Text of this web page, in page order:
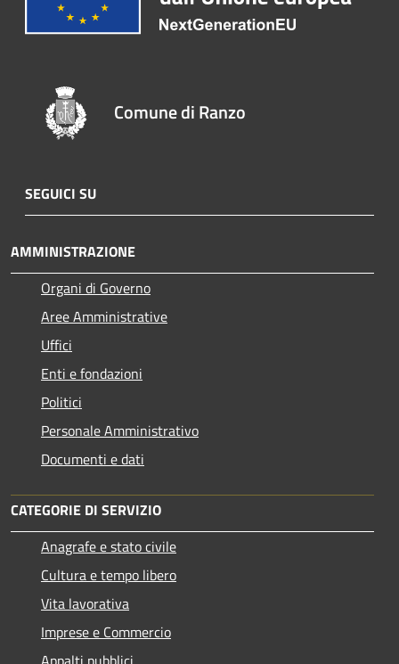
Comune di Ranzo
SEGUICI SU
AMMINISTRAZIONE
Organi di Governo
Aree Amministrative
Uffici
Enti e fondazioni
Politici
Personale Amministrativo
Documenti e dati
CATEGORIE DI SERVIZIO
Anagrafe e stato civile
Cultura e tempo libero
Vita lavorativa
Imprese e Commercio